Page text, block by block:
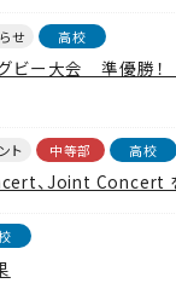
せ 高校
ビー大会 準優勝！
ト 中等部 高校
、Joint Concert